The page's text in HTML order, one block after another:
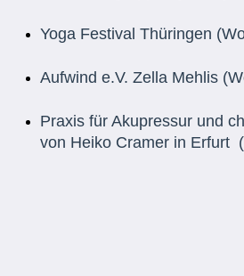
Yoga Festival Thüringen
Aufwind e.V. Zella Mehlis
Praxis für Akupressur und
von Heiko Cramer in Erfurt